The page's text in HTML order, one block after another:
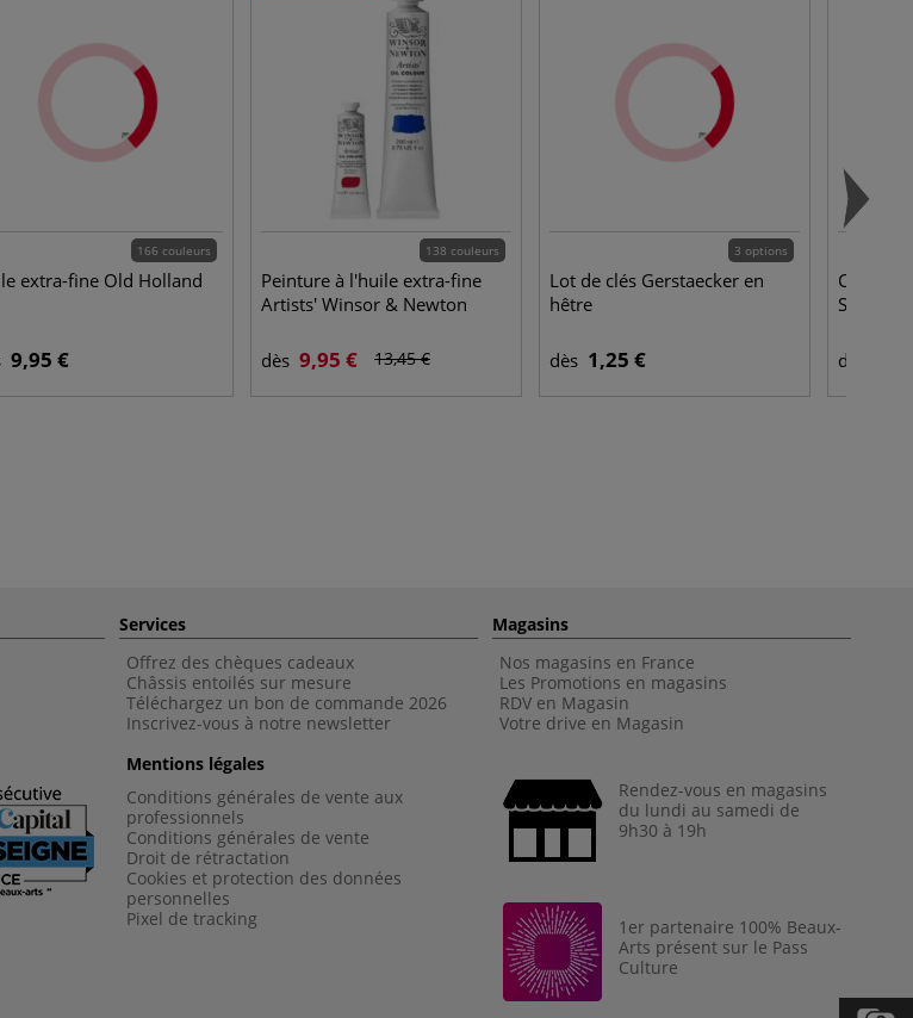
166 couleurs
extra-fine Old Holland
9,95 €
138 couleurs
Peinture à l'huile extra-fine
Artists' Winsor & Newton
dès 9,95 € 13,45 €
3 options
Lot de clés Gerstaecker en
hêtre
dès 1,25 €
Châssis
Studio
dès
Services
Offrez des chèques cadeaux
Châssis entoilés sur mesure
Téléchargez un bon de commande 2026
Inscrivez-vous à notre newsletter
Mentions légales
Conditions générales de vente aux
professionnels
Conditions générales de vente
Droit de rétractation
Cookies et protection des données
personnelles
Pixel de tracking
Magasins
Nos magasins en France
Les Promotions en magasins
RDV en Magasin
Votre drive en Magasin
Rendez-vous en magasins
du lundi au samedi de
9h30 à 19h
1er partenaire 100% Beaux-
Arts présent sur le Pass
Culture